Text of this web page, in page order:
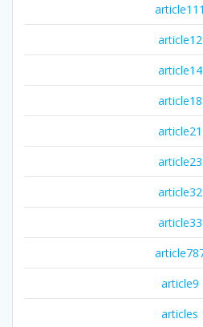
article111
article12
article14
article18
article21
article23
article32
article33
article9
articles